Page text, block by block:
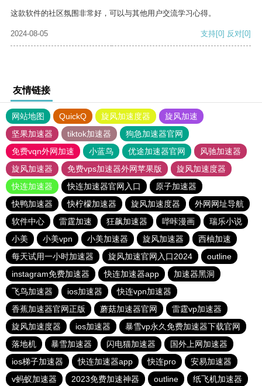
这款软件的社区氛围非常好，可以与其他用户交流学习心得。
2024-08-05 支持[0] 反对[0]
友情链接
网站地图 QuickQ 旋风加速度器
旋风加速
坚果加速器
tiktok加速器
狗急加速器官网
免费vqn外网加速
小蓝鸟 优途加速器官网
风驰加速器
旋风加速器
免费vps加速器外网苹果版
旋风加速度器
快连加速器
快连加速器官网入口
原子加速器
快鸭加速器
快柠檬加速器 旋风加速度器
外网网址导航
软件中心
雷霆加速 狂飙加速器 哔咔漫画
瑞乐小说
小美
小美vpn 小美加速器 旋风加速器
西柚加速
每天试用一小时加速器
旋风加速官网入口2024
outline
instagram免费加速器
快连加速器app
加速器黑洞
飞鸟加速器
ios加速器
快连vρn加速器
香蕉加速器官网正版
蘑菇加速器官网
雷霆vp加速器
旋风加速度器
ios加速器
暴雪vp永久免费加速器下载官网
落地机
暴雪加速器 闪电猫加速器
国外上网加速器
ios梯子加速器
快连加速器app 快连pro
安易加速器
v蚂蚁加速器
2023免费加速神器 outline 纸飞机加速器